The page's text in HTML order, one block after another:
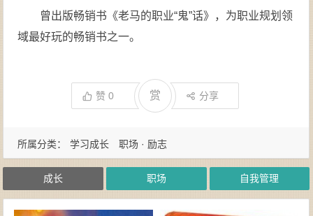
曾出版畅销书《老马的职业“鬼”话》，为职业规划领
域最好玩的畅销书之一。
赞0 赏 分享
所属分类： 学习成长 职场 · 励志
成长 职场 自我管理